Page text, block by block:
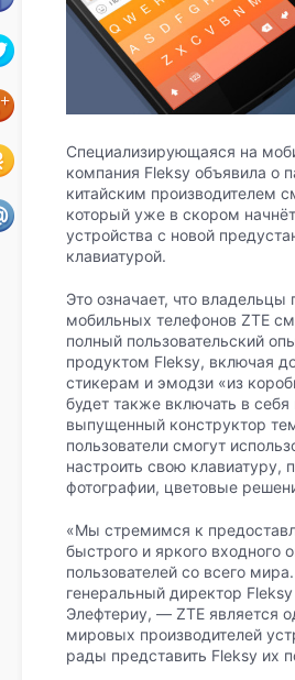
Специализирующаяся на
компания Fleksy объявила о
китайским производителем
который уже в скором
устройства с новой
клавиатурой.
Это означает, что владельцы
мобильных телефонов ZTE
полный пользовательский
продуктом Fleksy, включая
стикерам и эмодзи «из
будет также включать в себя
выпущенный конструктор
пользователи смогут
настроить свою клавиатуру,
фотографии, цветовые
«Мы стремимся к
быстрого и яркого входного
пользователей со всего
генеральный директор Fleksy
Элефтериу, — ZTE является
мировых производителей
рады представить Fleksy их